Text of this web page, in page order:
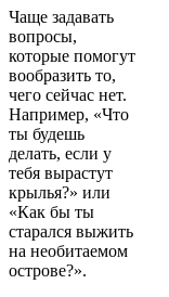
Чаще задавать
вопросы,
которые помогут
вообразить то,
чего сейчас нет.
Например, «Что
ты будешь
делать, если у
тебя вырастут
крылья?» или
«Как бы ты
старался выжить
на необитаемом
острове?».